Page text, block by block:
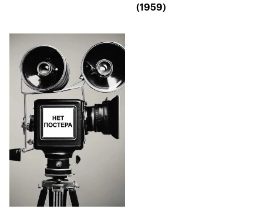
(1959)